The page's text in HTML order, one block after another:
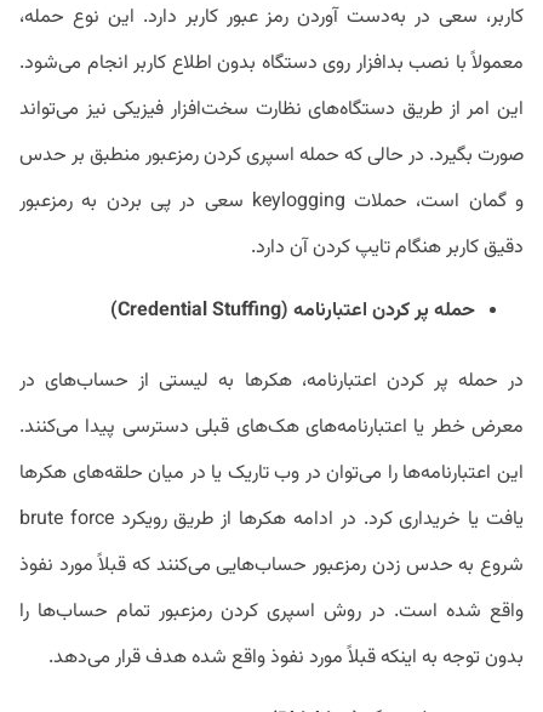
کاربر، سعی در به‌دست آوردن رمز عبور کاربر دارد. این نوع حمله،
معمولاً با نصب بدافزار روی دستگاه بدون اطلاع کاربر انجام می‌شود.
این امر از طریق دستگاه‌های نظارت سخت‌افزار فیزیکی نیز می‌تواند
صورت بگیرد. در حالی که حمله اسپری کردن رمزعبور منطبق بر حدس
و گمان است، حملات keylogging سعی در پی بردن به رمزعبور
دقیق کاربر هنگام تایپ کردن آن دارد.
حمله پر کردن اعتبارنامه (Credential Stuffing)
در حمله پر کردن اعتبارنامه، هکرها به لیستی از حساب‌های در
معرض خطر یا اعتبارنامه‌های هک‌های قبلی دسترسی پیدا می‌کنند.
این اعتبارنامه‌ها را می‌توان در وب تاریک یا در میان حلقه‌های هکرها
یافت یا خریداری کرد. در ادامه هکرها از طریق رویکرد brute force
شروع به حدس زدن رمزعبور حساب‌هایی می‌کنند که قبلاً مورد نفوذ
واقع شده‌ است. در روش اسپری کردن رمزعبور تمام حساب‌ها را
بدون توجه به اینکه قبلاً مورد نفوذ واقع شده هدف قرار می‌دهد.